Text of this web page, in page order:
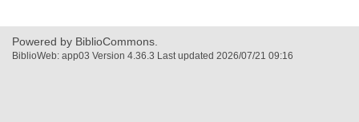
Powered by BiblioCommons.
BiblioWeb: app03 Version 4.36.3 Last updated 2026/07/21 09:16